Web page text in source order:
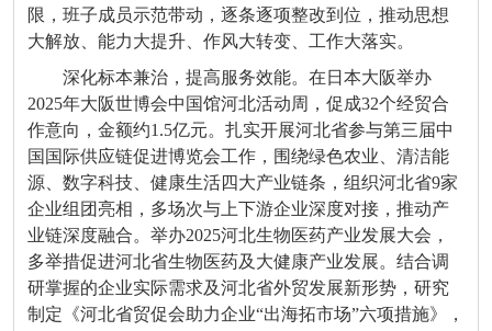
限，班子成员示范带动，逐条逐项整改到位，推动思想
大解放、能力大提升、作风大转变、工作大落实。
深化标本兼治，提高服务效能。在日本大阪举办
2025年大阪世博会中国馆河北活动周，促成32个经贸合
作意向，金额约1.5亿元。扎实开展河北省参与第三届中
国国际供应链促进博览会工作，围绕绿色农业、清洁能
源、数字科技、健康生活四大产业链条，组织河北省9家
企业组团亮相，多场次与上下游企业深度对接，推动产
业链深度融合。举办2025河北生物医药产业发展大会，
多举措促进河北省生物医药及大健康产业发展。结合调
研掌握的企业实际需求及河北省外贸发展新形势，研究
制定《河北省贸促会助力企业“出海拓市场”六项措施》，